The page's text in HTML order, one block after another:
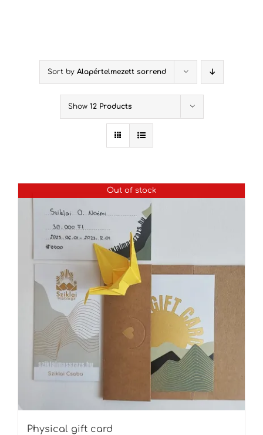
Sort by Alapértelmezett sorrend
Show 12 Products
Out of stock
Physical gift card